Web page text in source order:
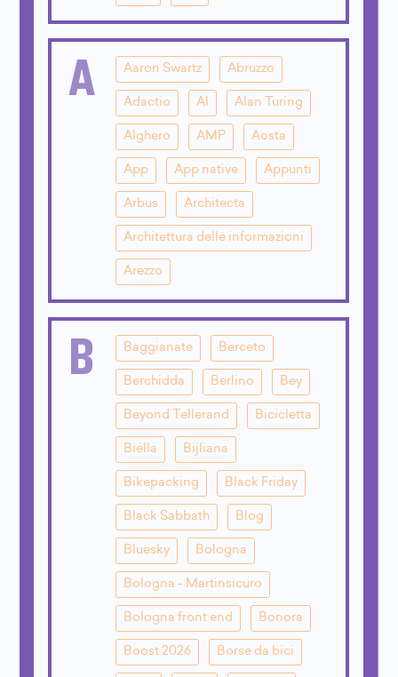
A Aaron Swartz Abruzzo
Adactio AI Alan Turing
Alghero AMP Aosta
App App native Appunti
Arbus Architecta
Architettura delle informazioni
Arezzo
B Baggianate Berceto
Berchidda Berlino Bey
Beyond Tellerand Bicicletta
Biella Bijliana
Bikepacking Black Friday
Black Sabbath Blog
Bluesky Bologna
Bologna - Martinsicuro
Bologna front end Bonora
Boost 2026 Borse da bici